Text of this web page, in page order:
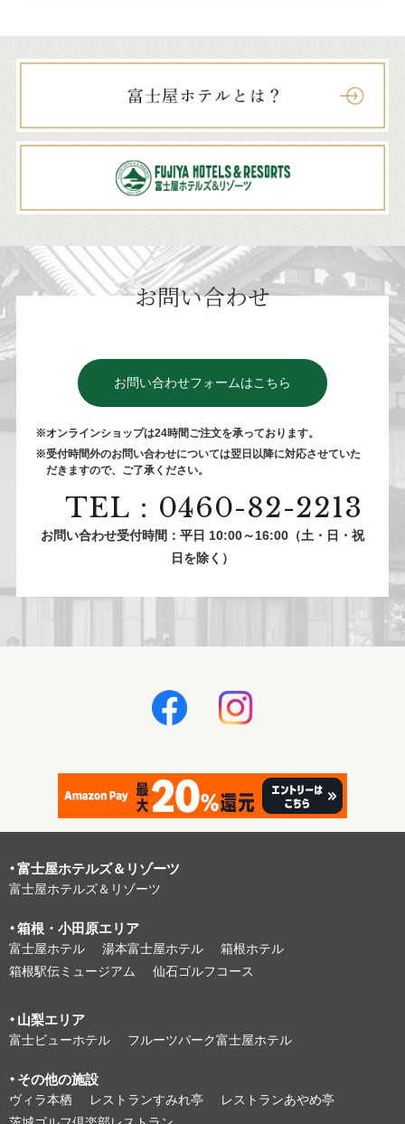
お問い合わせ
お問い合わせフォームはこちら
※オンラインショップは24時間ご注⽂を承っております。
※受付時間外のお問い合わせについては翌⽇以降に対応させていた
だきますので、ご了承ください。
TEL：0460-82-2213
お問い合わせ受付時間：平日 10:00～16:00（土・日・祝
日を除く）
富⼠屋ホテルズ＆リゾーツ
富⼠屋ホテルズ＆リゾーツ
箱根・⼩⽥原エリア
富⼠屋ホテル 湯本富⼠屋ホテル
箱根ホテル
箱根駅伝ミュージアム
仙石ゴルフコース
⼭梨エリア
富⼠ビューホテル フルーツパーク富⼠屋ホテル
その他の施設
ヴィラ本栖 レストランすみれ亭
レストランあやめ亭